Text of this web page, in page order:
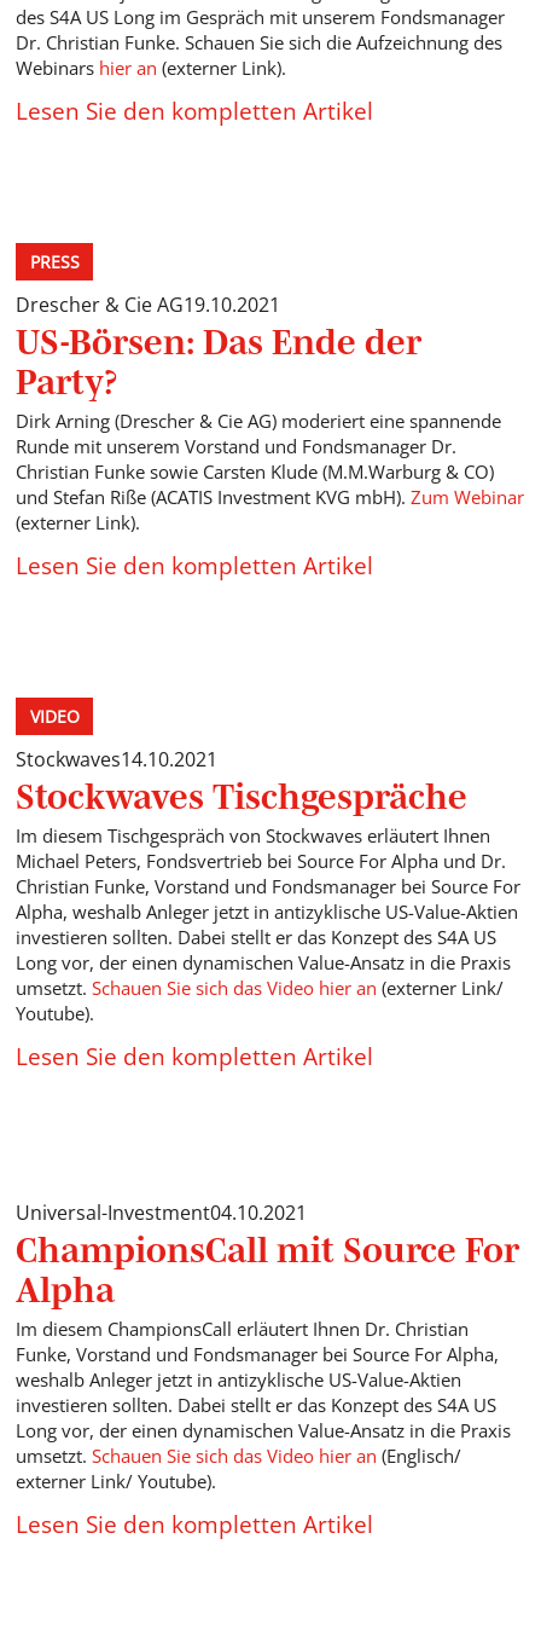
des S4A US Long im Gespräch mit unserem Fondsmanager
Dr. Christian Funke. Schauen Sie sich die Aufzeichnung des
Webinars hier an (externer Link).
Lesen Sie den kompletten Artikel
PRESS
Drescher & Cie AG19.10.2021
US-Börsen: Das Ende der
Party?
Dirk Arning (Drescher & Cie AG) moderiert eine spannende
Runde mit unserem Vorstand und Fondsmanager Dr.
Christian Funke sowie Carsten Klude (M.M.Warburg & CO)
und Stefan Riße (ACATIS Investment KVG mbH).Zum Webinar
(externer Link).
Lesen Sie den kompletten Artikel
VIDEO
Stockwaves14.10.2021
Stockwaves Tischgespräche
Im diesem Tischgespräch von Stockwaves erläutert Ihnen
Michael Peters, Fondsvertrieb bei Source For Alpha und Dr.
Christian Funke, Vorstand und Fondsmanager bei Source For
Alpha, weshalb Anleger jetzt in antizyklische US-Value-Aktien
investieren sollten. Dabei stellt er das Konzept des S4A US
Long vor, der einen dynamischen Value-Ansatz in die Praxis
umsetzt.Schauen Sie sich das Video hier an (externer Link/
Youtube).
Lesen Sie den kompletten Artikel
Universal-Investment04.10.2021
ChampionsCall mit Source For
Alpha
Im diesem ChampionsCall erläutert Ihnen Dr. Christian
Funke, Vorstand und Fondsmanager bei Source For Alpha,
weshalb Anleger jetzt in antizyklische US-Value-Aktien
investieren sollten. Dabei stellt er das Konzept des S4A US
Long vor, der einen dynamischen Value-Ansatz in die Praxis
umsetzt.Schauen Sie sich das Video hier an (Englisch/
externer Link/ Youtube).
Lesen Sie den kompletten Artikel